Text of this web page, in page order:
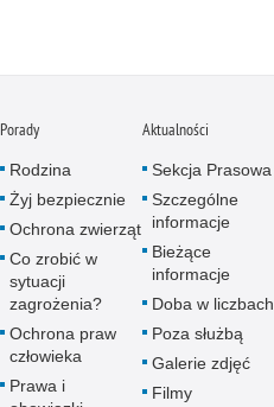
Porady
Rodzina
Żyj bezpiecznie
Ochrona zwierząt
Co zrobić w
sytuacji
zagrożenia?
Ochrona praw
człowieka
Prawa i
Aktualności
Sekcja Prasowa
Szczególne
informacje
Bieżące
informacje
Doba w liczbach
Poza służbą
Galerie zdjęć
Filmy